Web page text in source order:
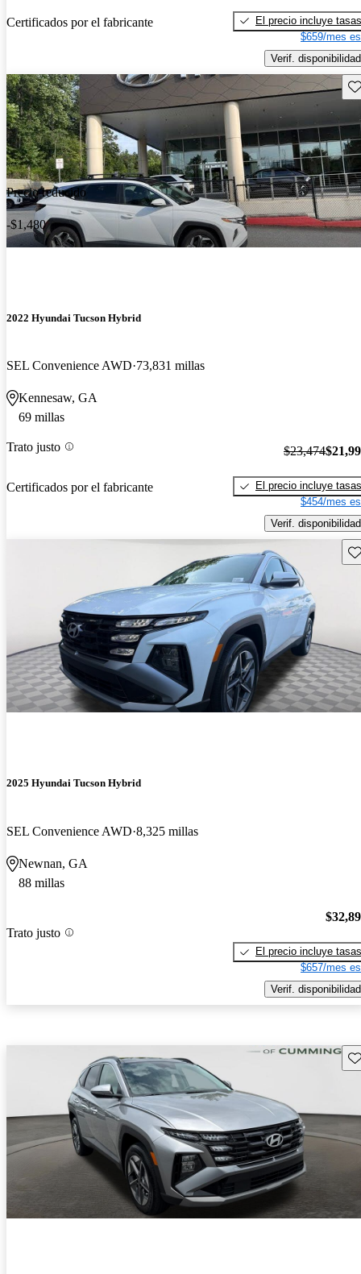
Certificados por el fabricante
El precio incluye tasas
$659/mes
Verif. disponibilidad
Precio reducido
-$1,480
2022 Hyundai Tucson Hybrid
SEL Convenience AWD 73,831 millas
Kennesaw, GA
69 millas
Trato justo
Certificados por el fabricante
$23,474
El precio incluye tasas
$454/mes
Verif. disponibilidad
2025 Hyundai Tucson Hybrid
SEL Convenience AWD 8,325 millas
Newnan, GA
88 millas
Trato justo
El precio incluye tasas
$657/mes
Verif. disponibilidad